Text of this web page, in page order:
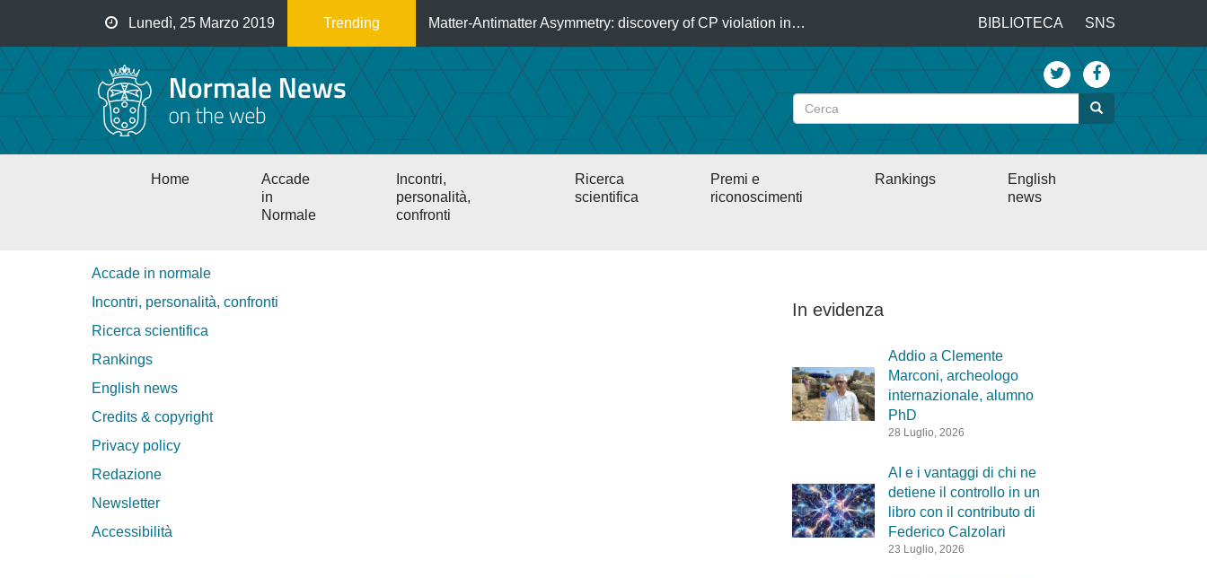
contenuto
principale
Lunedì, 25 Marzo 2019 Trending Matter-Antimatter Asymmetry: discovery of CP violation in…
Top
menu
BIBLIOTECA SNS
Cerca
Cerca
Main
Home
Accade
in
Normale
Incontri,
personalità,
confronti
Ricerca
scientifica
Premi e
riconoscimenti
Rankings
English
news
Accade in normale
Incontri, personalità, confronti
Ricerca scientifica
Rankings
English news
Credits & copyright
Privacy policy
Redazione
Newsletter
Accessibilità
In evidenza
Addio a Clemente
Marconi, archeologo
internazionale, alumno
PhD
28 Luglio, 2026
AI e i vantaggi di chi ne
detiene il controllo in un
libro con il contributo di
Federico Calzolari
23 Luglio, 2026